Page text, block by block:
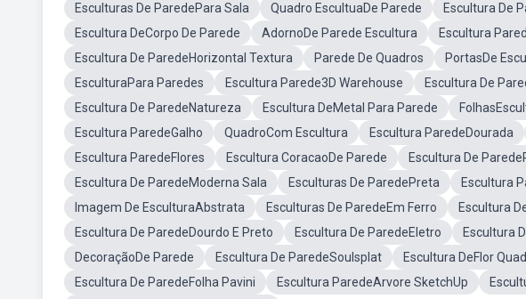
Esculturas De ParedePara Sala
Quadro EscultuaDe Parede Escultura De
Escultura DeCorpo De Parede
AdornoDe Parede Escultura Escultura
Escultura De ParedeHorizontal Textura
Parede De Quadros PortasDe
EsculturaPara Paredes
Escultura Parede3D Warehouse Escultura De
Escultura De ParedeNatureza
Escultura DeMetal Para Parede
Escultura ParedeGalho
QuadroCom Escultura Escultura ParedeDourada
Escultura ParedeFlores
Escultura CoracaoDe Parede
Escultura De
Escultura De ParedeModerna Sala
Esculturas De ParedePreta Escultura
Imagem De EsculturaAbstrata
Esculturas De ParedeEm Ferro
Escultura
Escultura De ParedeDourdo E Preto
Escultura De ParedeEletro Escultura
DecoraçãoDe Parede
Escultura De ParedeSoulsplat Escultura DeFlor
Escultura De ParedeFolha Pavini
Escultura ParedeArvore SketchUp